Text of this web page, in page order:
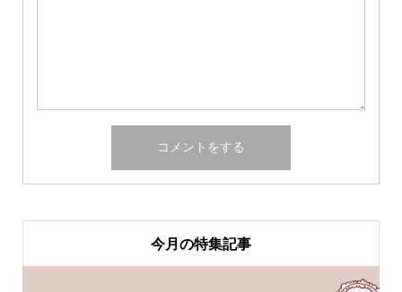
今月の特集記事